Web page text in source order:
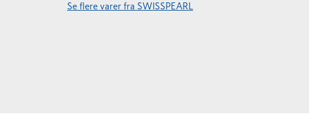
Se flere varer fra SWISSPEARL